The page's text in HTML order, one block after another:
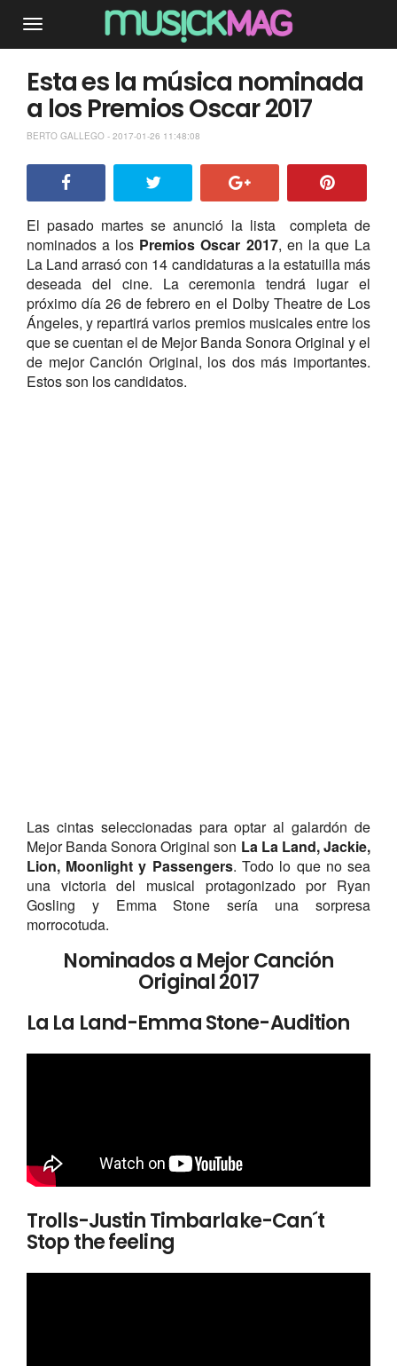
Esta es la música nominada
a los Premios Oscar 2017
BERTO GALLEGO - 2017-01-26 11:48:08
El pasado martes se anunció la lista completa de
nominados a los Premios Oscar 2017, en la que La
La Land arrasó con 14 candidaturas a la estatuilla más
deseada del cine. La ceremonia tendrá lugar el
próximo día 26 de febrero en el Dolby Theatre de Los
Ángeles, y repartirá varios premios musicales entre los
que se cuentan el de Mejor Banda Sonora Original y el
de mejor Canción Original, los dos más importantes.
Estos son los candidatos.
Las cintas seleccionadas para optar al galardón de
Mejor Banda Sonora Original son La La Land, Jackie,
Lion, Moonlight y Passengers. Todo lo que no sea
una victoria del musical protagonizado por Ryan
Gosling y Emma Stone sería una sorpresa
morrocotuda.
Nominados a Mejor Canción
Original 2017
La La Land-Emma Stone-Audition
Trolls-Justin Timbarlake-Can´t
Stop the feeling